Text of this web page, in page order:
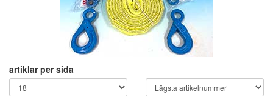
artiklar per sida